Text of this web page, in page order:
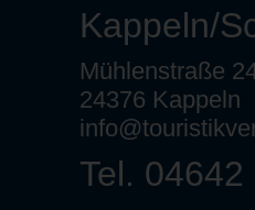
Kappeln/
Mühlenstraße
24376 Kappeln
Tel.